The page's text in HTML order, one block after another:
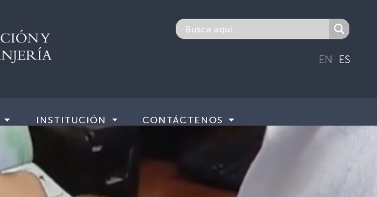
EN ES
INSTITUCIÓN CONTÁCTENOS